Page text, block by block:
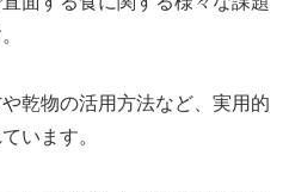
乾物の活用方法など、実用的
います。